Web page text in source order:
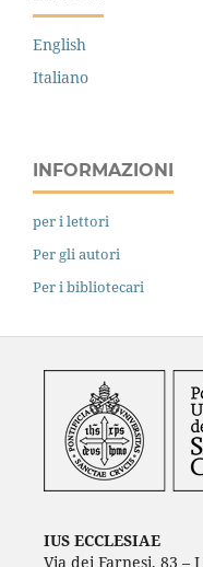
English
Italiano
INFORMAZIONI
per i lettori
Per gli autori
Per i bibliotecari
IUS ECCLESIAE
Via dei Farnesi, 83 – I